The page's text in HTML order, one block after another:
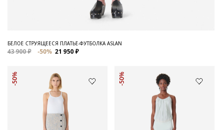
БЕЛОЕ СТРУЯЩЕЕСЯ ПЛАТЬЕ-ФУТБОЛКА ASLAN
43 900 ₽ -50% 21 950 ₽
-50% -50%